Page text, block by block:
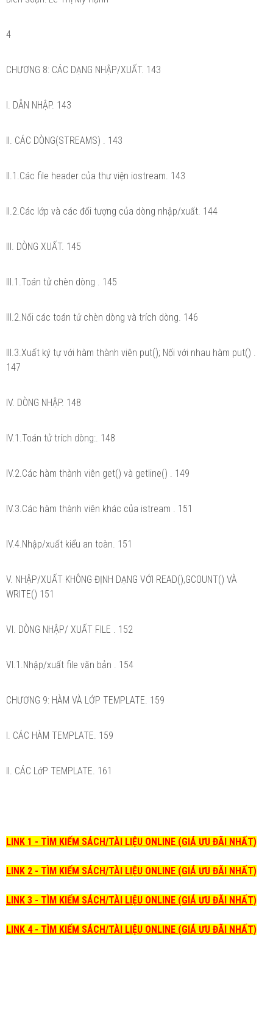
4
CHƯƠNG 8: CÁC DẠNG NHẬP/XUẤT. 143
I. DẪN NHẬP. 143
II. CÁC DÒNG(STREAMS) . 143
II.1.Các file header của thư viện iostream. 143
II.2.Các lớp và các đối tượng của dòng nhập/xuất. 144
III. DÒNG XUẤT. 145
III.1.Toán tử chèn dòng . 145
III.2.Nối các toán tử chèn dòng và trích dòng. 146
III.3.Xuất ký tự với hàm thành viên put(); Nối với nhau hàm put() .
147
IV. DÒNG NHẬP. 148
IV.1.Toán tử trích dòng:. 148
IV.2.Các hàm thành viên get() và getline() . 149
IV.3.Các hàm thành viên khác của istream . 151
IV.4.Nhập/xuất kiểu an toàn. 151
V. NHẬP/XUẤT KHÔNG ĐỊNH DẠNG VỚI READ(),GCOUNT() VÀ
WRITE() 151
VI. DÒNG NHẬP/ XUẤT FILE . 152
VI.1.Nhập/xuất file văn bản . 154
CHƯƠNG 9: HÀM VÀ LỚP TEMPLATE. 159
I. CÁC HÀM TEMPLATE. 159
II. CÁC LớP TEMPLATE. 161
LINK 1 - TÌM KIẾM SÁCH/TÀI LIỆU ONLINE (GIÁ ƯU ĐÃI NHẤT)
LINK 2 - TÌM KIẾM SÁCH/TÀI LIỆU ONLINE (GIÁ ƯU ĐÃI NHẤT)
LINK 3 - TÌM KIẾM SÁCH/TÀI LIỆU ONLINE (GIÁ ƯU ĐÃI NHẤT)
LINK 4 - TÌM KIẾM SÁCH/TÀI LIỆU ONLINE (GIÁ ƯU ĐÃI NHẤT)